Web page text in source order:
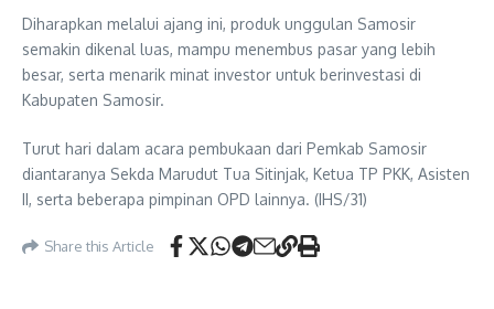
Diharapkan melalui ajang ini, produk unggulan Samosir
semakin dikenal luas, mampu menembus pasar yang lebih
besar, serta menarik minat investor untuk berinvestasi di
Kabupaten Samosir.
Turut hari dalam acara pembukaan dari Pemkab Samosir
diantaranya Sekda Marudut Tua Sitinjak, Ketua TP PKK, Asisten
II, serta beberapa pimpinan OPD lainnya. (IHS/31)
Share this Article